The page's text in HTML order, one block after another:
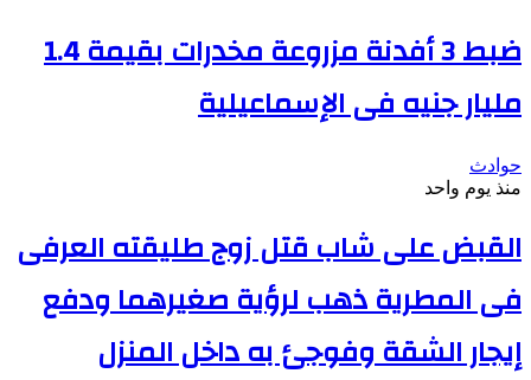
ضبط 3 أفدنة مزروعة مخدرات بقيمة 1.4
مليار جنيه فى الإسماعيلية
حوادث
منذ يوم واحد
القبض على شاب قتل زوج طليقته العرفى
فى المطرية ذهب لرؤية صغيرهما ودفع
إيجار الشقة وفوجئ به داخل المنزل